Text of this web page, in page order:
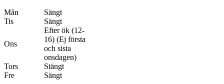
Mån
Sängt
Tis
Sängt
Ons
Efter ök (12-
16) (Ej första
och sista
onsdagen)
Tors
Stängt
Fre
Sängt